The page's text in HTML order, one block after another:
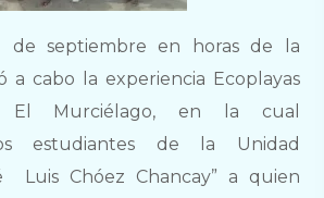
de septiembre en horas de la
a cabo la experiencia Ecoplayas
Murciélago, en la cual
estudiantes de la Unidad
Luis Chóez Chancay” a quien